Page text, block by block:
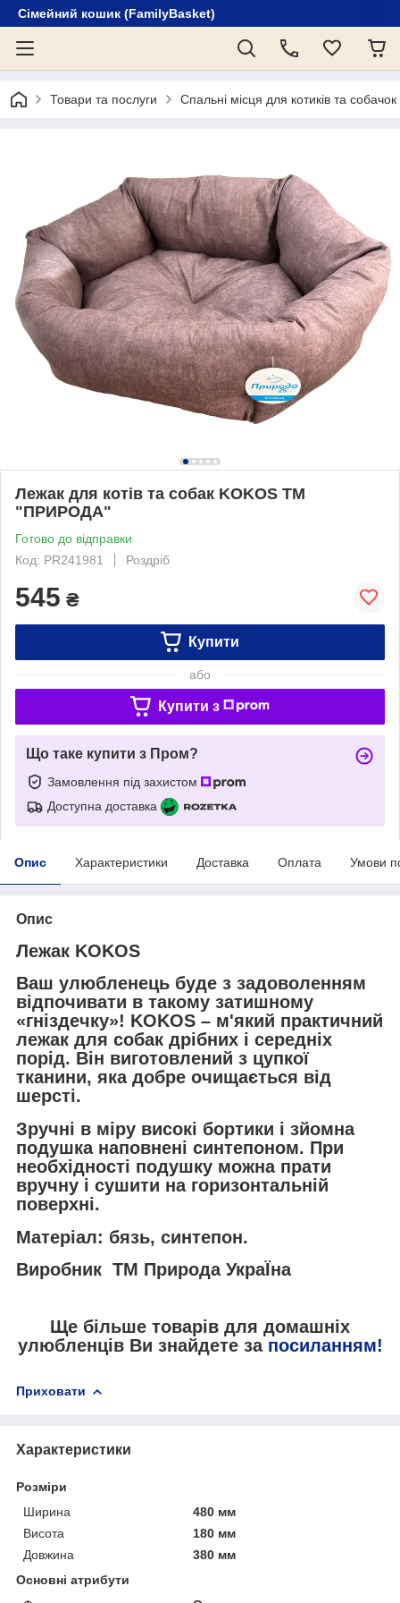
Сімейний кошик (FamilyBasket)
Товари та послуги Спальні місця для котиків та собачок
Лежак для котів та собак KOKOS ТМ
"ПРИРОДА"
Готово до відправки
Код: PR241981
Роздріб
545 ₴
Купити
або
Купити з
Що таке купити з Пром?
Замовлення під захистом
Доступна доставка
Опис Характеристики Доставка Оплата Умови
Опис
Лежак KOKOS
Ваш улюбленець буде з задоволенням
відпочивати в такому затишному
«гніздечку»! KOKOS – м'який практичний
лежак для собак дрібних і середніх
порід. Він виготовлений з цупкої
тканини, яка добре очищається від
шерсті.
Зручні в міру високі бортики і зйомна
подушка наповнені синтепоном. При
необхідності подушку можна прати
вручну і сушити на горизонтальній
поверхні.
Матеріал: бязь, синтепон.
Виробник ТМ Природа УкраЇна
Ще більше товарів для домашніх
улюбленців Ви знайдете за посиланням!
Приховати
Характеристики
Розміри
Ширина
480 мм
Висота
180 мм
Довжина
380 мм
Основні атрибути